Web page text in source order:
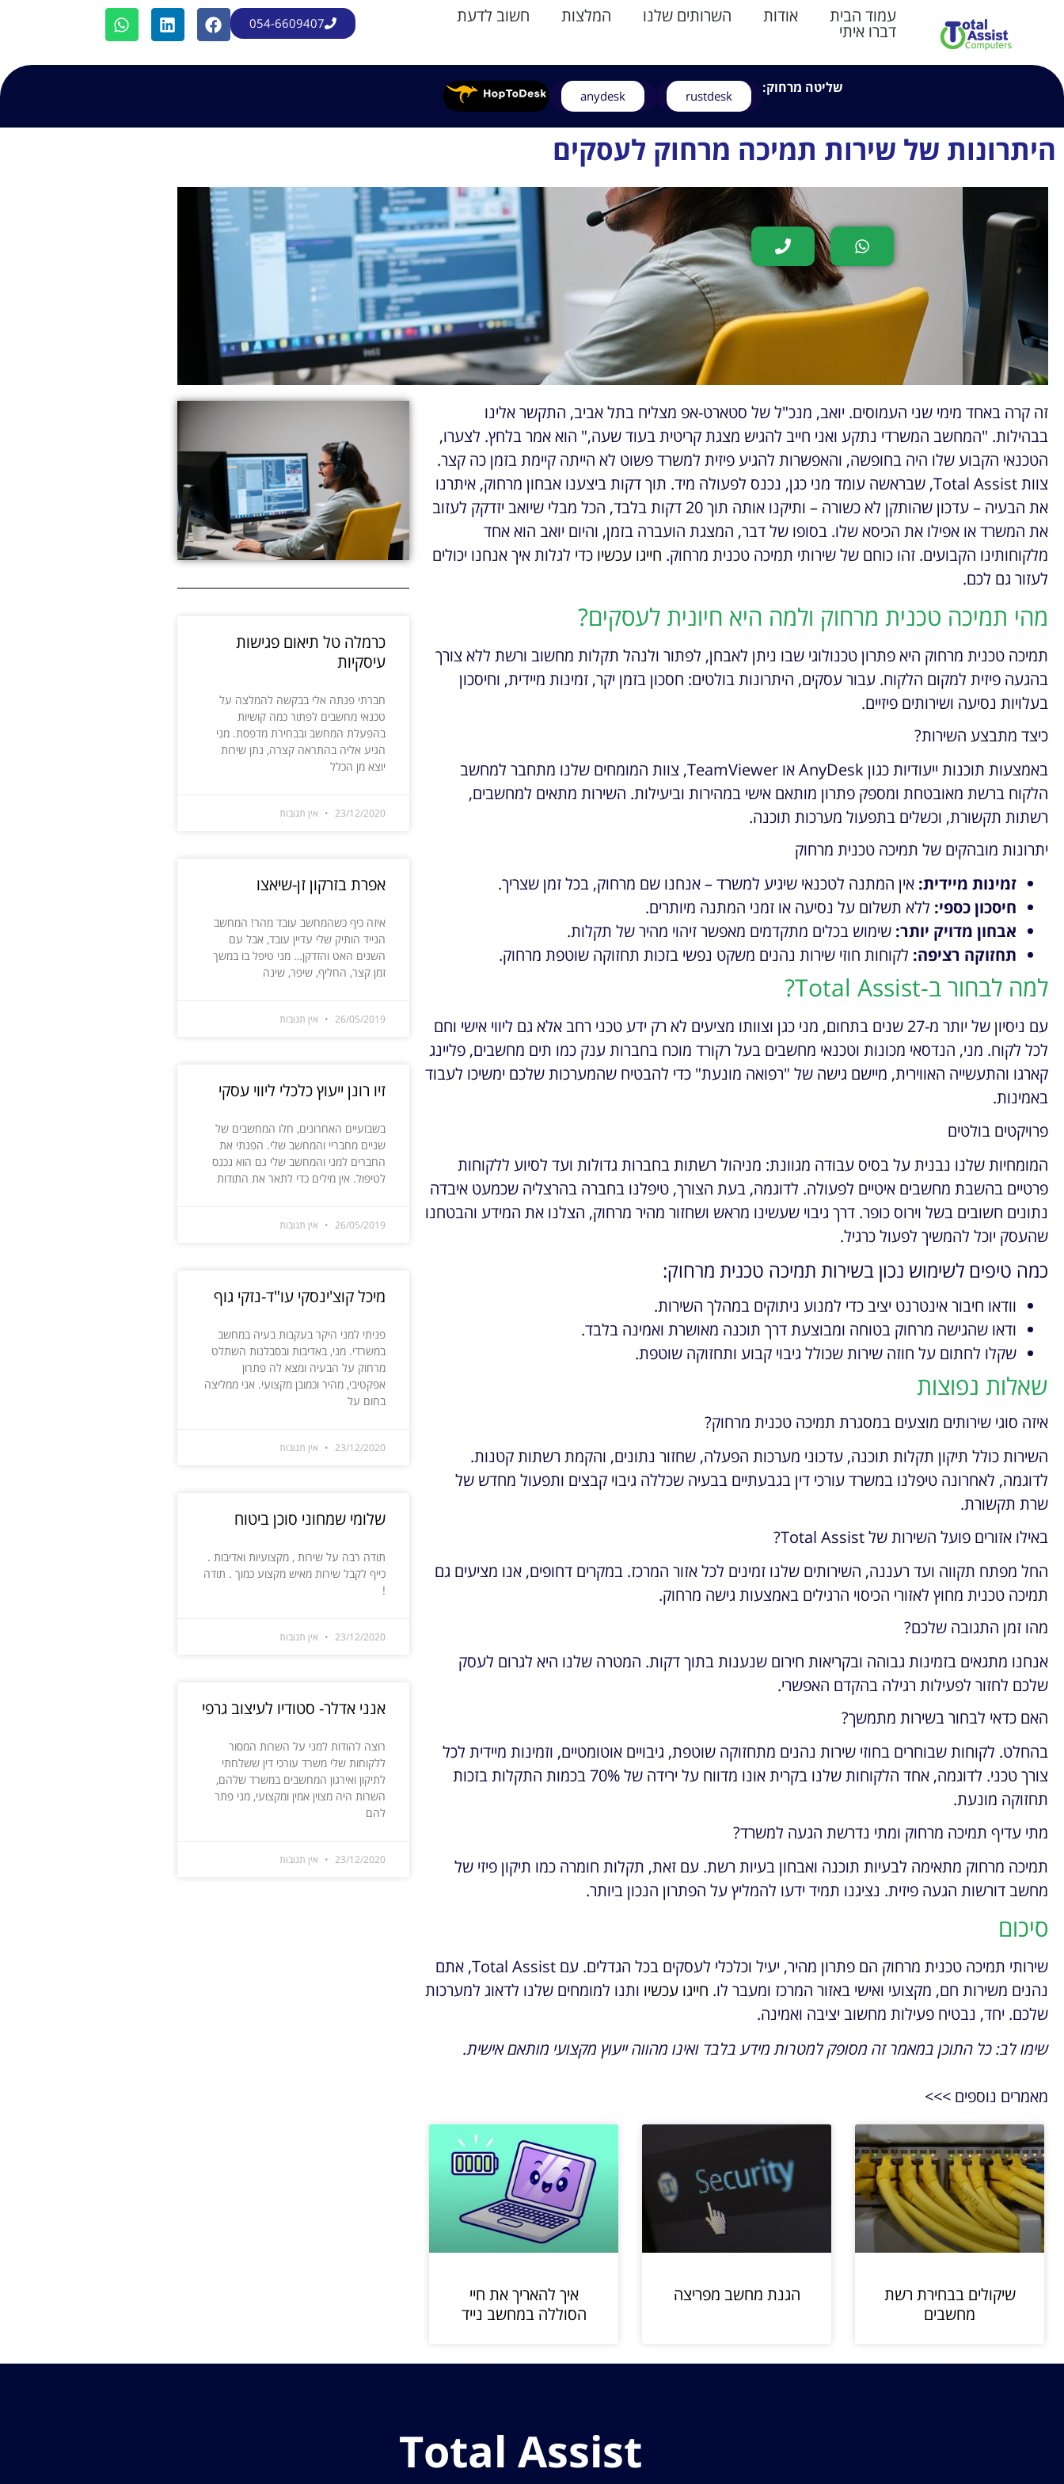
עמוד הבית אודות השרותים שלנו המלצות חשוב לדעת
דברו איתי 054-6609407
שליטה מרחוק: rustdesk
anydesk
היתרונות של שירות תמיכה מרחוק לעסקים
זה קרה באחד מימי שני העמוסים. יואב, מנכ"ל של סטארט-אפ מצליח בתל אביב, התקשר אלינו
בבהילות. "המחשב המשרדי נתקע ואני חייב להגיש מצגת קריטית בעוד שעה," הוא אמר בלחץ. לצערו,
הטכנאי הקבוע שלו היה בחופשה, והאפשרות להגיע פיזית למשרד פשוט לא הייתה קיימת בזמן כה קצר.
צוות Total Assist, שבראשה עומד מני כגן, נכנס לפעולה מיד. תוך דקות ביצענו אבחון מרחוק, איתרנו
את הבעיה – עדכון שהותקן לא כשורה – ותיקנו אותה תוך 20 דקות בלבד, הכל מבלי שיואב יזדקק לעזוב
את המשרד או אפילו את הכיסא שלו. בסופו של דבר, המצגת הועברה בזמן, והיום יואב הוא אחד
מלקוחותינו הקבועים. זהו כוחם של שירותי תמיכה טכנית מרחוק. חייגו עכשיו כדי לגלות איך אנחנו יכולים
לעזור גם לכם.
מהי תמיכה טכנית מרחוק ולמה היא חיונית לעסקים?
תמיכה טכנית מרחוק היא פתרון טכנולוגי שבו ניתן לאבחן, לפתור ולנהל תקלות מחשוב ורשת ללא צורך
בהגעה פיזית למקום הלקוח. עבור עסקים, היתרונות בולטים: חסכון בזמן יקר, זמינות מיידית, וחיסכון
בעלויות נסיעה ושירותים פיזיים.
כיצד מתבצע השירות?
באמצעות תוכנות ייעודיות כגון AnyDesk או TeamViewer, צוות המומחים שלנו מתחבר למחשב
הלקוח ברשת מאובטחת ומספק פתרון מותאם אישי במהירות וביעילות. השירות מתאים למחשבים,
רשתות תקשורת, וכשלים בתפעול מערכות תוכנה.
יתרונות מובהקים של תמיכה טכנית מרחוק
זמינות מיידית: אין המתנה לטכנאי שיגיע למשרד – אנחנו שם מרחוק, בכל זמן שצריך.
חיסכון כספי: ללא תשלום על נסיעה או זמני המתנה מיותרים.
אבחון מדויק יותר: שימוש בכלים מתקדמים מאפשר זיהוי מהיר של תקלות.
תחזוקה רציפה: לקוחות חוזי שירות נהנים משקט נפשי בזכות תחזוקה שוטפת מרחוק.
למה לבחור ב-Total Assist?
עם ניסיון של יותר מ-27 שנים בתחום, מני כגן וצוותו מציעים לא רק ידע טכני רחב אלא גם ליווי אישי וחם
לכל לקוח. מני, הנדסאי מכונות וטכנאי מחשבים בעל רקורד מוכח בחברות ענק כמו תים מחשבים, פליינג
קארגו והתעשייה האווירית, מיישם גישה של "רפואה מונעת" כדי להבטיח שהמערכות שלכם ימשיכו לעבוד
באמינות.
פרויקטים בולטים
המומחיות שלנו נבנית על בסיס עבודה מגוונת: מניהול רשתות בחברות גדולות ועד לסיוע ללקוחות
פרטיים בהשבת מחשבים איטיים לפעולה. לדוגמה, בעת הצורך, טיפלנו בחברה בהרצליה שכמעט איבדה
נתונים חשובים בשל וירוס כופר. דרך גיבוי שעשינו מראש ושחזור מהיר מרחוק, הצלנו את המידע והבטחנו
שהעסק יוכל להמשיך לפעול כרגיל.
כמה טיפים לשימוש נכון בשירות תמיכה טכנית מרחוק:
וודאו חיבור אינטרנט יציב כדי למנוע ניתוקים במהלך השירות.
ודאו שהגישה מרחוק בטוחה ומבוצעת דרך תוכנה מאושרת ואמינה בלבד.
שקלו לחתום על חוזה שירות שכולל גיבוי קבוע ותחזוקה שוטפת.
שאלות נפוצות
איזה סוגי שירותים מוצעים במסגרת תמיכה טכנית מרחוק?
השירות כולל תיקון תקלות תוכנה, עדכוני מערכות הפעלה, שחזור נתונים, והקמת רשתות קטנות.
לדוגמה, לאחרונה טיפלנו במשרד עורכי דין בגבעתיים בבעיה שכללה גיבוי קבצים ותפעול מחדש של
שרת תקשורת.
באילו אזורים פועל השירות של Total Assist?
החל מפתח תקווה ועד רעננה, השירותים שלנו זמינים לכל אזור המרכז. במקרים דחופים, אנו מציעים גם
תמיכה טכנית מחוץ לאזורי הכיסוי הרגילים באמצעות גישה מרחוק.
מהו זמן התגובה שלכם?
אנחנו מתגאים בזמינות גבוהה ובקריאות חירום שנענות בתוך דקות. המטרה שלנו היא לגרום לעסק
שלכם לחזור לפעילות רגילה בהקדם האפשרי.
האם כדאי לבחור בשירות מתמשך?
בהחלט. לקוחות שבוחרים בחוזי שירות נהנים מתחזוקה שוטפת, גיבויים אוטומטיים, וזמינות מיידית לכל
צורך טכני. לדוגמה, אחד הלקוחות שלנו בקרית אונו מדווח על ירידה של 70% בכמות התקלות בזכות
תחזוקה מונעת.
מתי עדיף תמיכה מרחוק ומתי נדרשת הגעה למשרד?
תמיכה מרחוק מתאימה לבעיות תוכנה ואבחון בעיות רשת. עם זאת, תקלות חומרה כמו תיקון פיזי של
מחשב דורשות הגעה פיזית. נציגנו תמיד ידעו להמליץ על הפתרון הנכון ביותר.
סיכום
שירותי תמיכה טכנית מרחוק הם פתרון מהיר, יעיל וכלכלי לעסקים בכל הגדלים. עם Total Assist, אתם
נהנים משירות חם, מקצועי ואישי באזור המרכז ומעבר לו. חייגו עכשיו ותנו למומחים שלנו לדאוג למערכות
שלכם. יחד, נבטיח פעילות מחשוב יציבה ואמינה.
שימו לב: כל התוכן במאמר זה מסופק למטרות מידע בלבד ואינו מהווה ייעוץ מקצועי מותאם אישית.
מאמרים נוספים >>>
שיקולים בבחירת רשת
מחשבים
הגנת מחשב מפריצה
איך להאריך את חיי
הסוללה במחשב נייד
כרמלה טל תיאום פגישות
עיסקיות
חברתי פנתה אלי בבקשה להמלצה על
טכנאי מחשבים לפתור כמה קושיות
בהפעלת המחשב ובבחירת מדפסת. מני
הגיע אליה בהתראה קצרה, נתן שירות
יוצא מן הכלל
23/12/2020 אין תגובות
אפרת בזרקון זן-שיאצו
איזה כיף כשהמחשב עובד מהר! המחשב
הנייד הותיק שלי עדיין עובד, אבל עם
השנים האט והזדקן… מני טיפל בו במשך
זמן קצר, החליף, שיפר, שינה
26/05/2019 אין תגובות
זיו רונן ייעוץ כלכלי ליווי עסקי
בשבועיים האחרונים, חלו המחשבים של
שניים מחבריי והמחשב שלי. הפנתי את
החברים למני והמחשב שלי גם הוא נכנס
לטיפול. אין מילים כדי לתאר את התודות
26/05/2019 אין תגובות
מיכל קוצ'ינסקי עו"ד-נזקי גוף
פניתי למני היקר בעקבות בעיה במחשב
במשרדי. מני, באדיבות ובסבלנות השתלט
מרחוק על הבעיה ומצא לה פתרון
אפקטיבי, מהיר וכמובן מקצועי. אני ממליצה
בחום על
23/12/2020 אין תגובות
שלומי שמחוני סוכן ביטוח
תודה רבה על שירות , מקצועיות ואדיבות .
כייף לקבל שירות מאיש מקצוע כמוך . תודה
!
23/12/2020 אין תגובות
אנני אדלר- סטודיו לעיצוב גרפי
רוצה להודות למני על השרות המסור
ללקוחות שלי משרד עורכי דין ששלחתי
לתיקון ואירגון המחשבים במשרד שלהם,
השרות היה מצוין אמין ומקצועי, מני פתר
להם
23/12/2020 אין תגובות
Total Assist